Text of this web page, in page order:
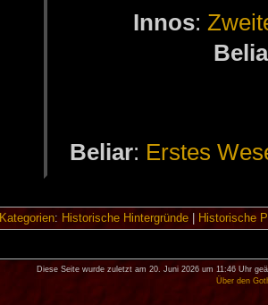
In­nos:
Be­li­ar: Ers­tes
Kategorien: Historische Hintergründe| Historische
Diese Seite wurde zuletzt am 20. Juni 2026 um 11:46 Uhr
Über den